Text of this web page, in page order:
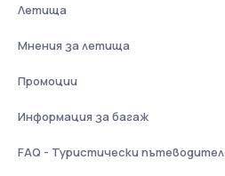
Летища
Мнения за летища
Промоции
Информация за багаж
FAQ - Туристически пътеводител